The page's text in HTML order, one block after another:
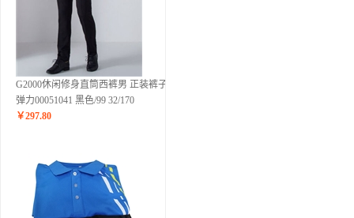
G2000休闲修身直筒西裤男 正装裤子男
弹力00051041 黑色/99 32/170
￥297.80